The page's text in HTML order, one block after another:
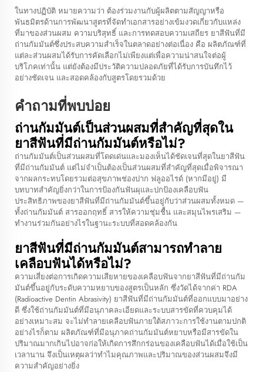
ในทางปฏิบัติ หมายความว่า ต้องร่วมงานกับผู้ผลิตตามสัญญาหรือ
พันธมิตรด้านการพัฒนาสูตรที่จัดทำเอกสารอย่างเข้มงวดเกี่ยวกับแหล่ง
ที่มาของส่วนผสม ความบริสุทธิ์ และการทดสอบความเสถียร ยาสีฟันที่มี
ถ่านกัมมันต์ซึ่งประสบความสำเร็จในตลาดอย่างต่อเนื่อง คือ ผลิตภัณฑ์ที่
แต่ละส่วนผสมได้รับการคัดเลือกไม่เพียงแต่เพื่อความน่าสนใจต่อผู้
บริโภคเท่านั้น แต่ยังต้องมีประวัติความปลอดภัยที่ได้รับการบันทึกไว้
อย่างชัดเจน และสอดคล้องกับสูตรโดยรวมด้วย
คำถามที่พบบ่อย
ถ่านกัมมันต์เป็นส่วนผสมที่สำคัญที่สุดใน
ยาสีฟันที่มีถ่านกัมมันต์หรือไม่?
ถ่านกัมมันต์เป็นส่วนผสมที่โดดเด่นและมองเห็นได้ชัดเจนที่สุดในยาสีฟัน
ที่มีถ่านกัมมันต์ แต่ไม่จำเป็นต้องเป็นส่วนผสมที่สำคัญที่สุดเมื่อพิจารณา
จากผลกระทบโดยรวมต่อสุขภาพช่องปาก ฟลูออไรด์ (หากมีอยู่) มี
บทบาทสำคัญยิ่งกว่าในการป้องกันฟันผุและปกป้องเคลือบฟัน
ประสิทธิภาพของยาสีฟันที่มีถ่านกัมมันต์ขึ้นอยู่กับว่าส่วนผสมทั้งหมด —
ทั้งถ่านกัมมันต์ สารออกฤทธิ์ สารให้ความชุ่มชื้น และสมุนไพรเสริม —
ทำงานร่วมกันอย่างไรในฐานะระบบที่สอดคล้องกัน
ยาสีฟันที่มีถ่านกัมมันต์สามารถทำลาย
เคลือบฟันได้หรือไม่?
ความเสี่ยงต่อการเกิดความเสียหายของเคลือบฟันจากยาสีฟันที่มีถ่านกัม
มันต์ขึ้นอยู่กับระดับความหยาบของสูตรเป็นหลัก ซึ่งวัดได้จากค่า RDA
(Radioactive Dentin Abrasivity) ยาสีฟันที่มีถ่านกัมมันต์ที่ออกแบบมาอย่าง
ดี ซึ่งใช้ถ่านกัมมันต์ที่มีอนุภาคละเอียดและระบบสารขัดที่ควบคุมได้
อย่างเหมาะสม จะไม่ทำลายเคลือบฟันภายใต้สภาวะการใช้งานตามปกติ
อย่างไรก็ตาม ผลิตภัณฑ์ที่มีอนุภาคถ่านกัมมันต์หยาบหรือมีสารขัดใน
ปริมาณมากเกินไปอาจก่อให้เกิดการสึกกร่อนของเคลือบฟันได้เมื่อใช้เป็น
เวลานาน จึงเป็นเหตุผลว่าทำไมคุณภาพและปริมาณของส่วนผสมจึงมี
ความสำคัญอย่างยิ่ง